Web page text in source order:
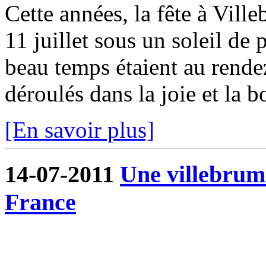
Cette années, la fête à
11 juillet sous un soleil de
beau temps étaient au
déroulés dans la joie et la
[En savoir plus]
14-07-2011 Une
France